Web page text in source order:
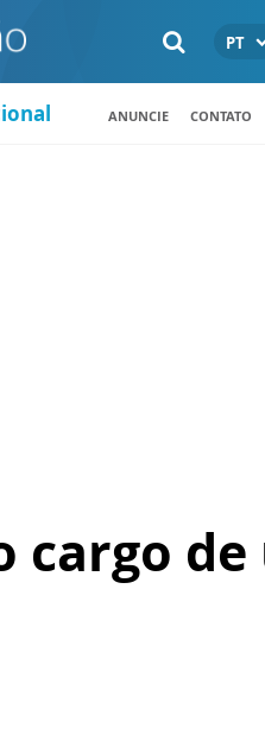
PT
ANUNCIE CONTATO
cargo de